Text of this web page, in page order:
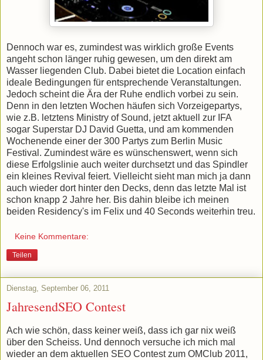
Dennoch war es, zumindest was wirklich große Events
angeht schon länger ruhig gewesen, um den direkt am
Wasser liegenden Club. Dabei bietet die Location einfach
ideale Bedingungen für entsprechende Veranstaltungen.
Jedoch scheint die Ära der Ruhe endlich vorbei zu sein.
Denn in den letzten Wochen häufen sich Vorzeigepartys,
wie z.B. letztens Ministry of Sound, jetzt aktuell zur IFA
sogar Superstar DJ David Guetta, und am kommenden
Wochenende einer der 300 Partys zum Berlin Music
Festival. Zumindest wäre es wünschenswert, wenn sich
diese Erfolgslinie auch weiter durchsetzt und das Spindler
ein kleines Revival feiert. Vielleicht sieht man mich ja dann
auch wieder dort hinter den Decks, denn das letzte Mal ist
schon knapp 2 Jahre her. Bis dahin bleibe ich meinen
beiden Residency's im Felix und 40 Seconds weiterhin treu.
Keine Kommentare:
Teilen
Dienstag, September 06, 2011
JahresendSEO Contest
Ach wie schön, dass keiner weiß, dass ich gar nix weiß
über den Scheiss. Und dennoch versuche ich mich mal
wieder an dem aktuellen SEO Contest zum OMClub 2011,